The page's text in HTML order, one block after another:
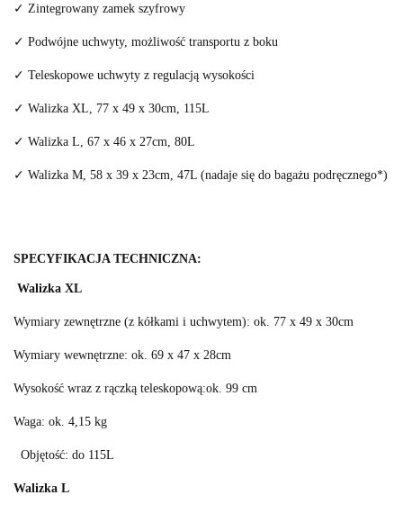
✓ Zintegrowany zamek szyfrowy
✓ Podwójne uchwyty, możliwość transportu z boku
✓ Teleskopowe uchwyty z regulacją wysokości
✓ Walizka XL, 77 x 49 x 30cm, 115L
✓ Walizka L, 67 x 46 x 27cm, 80L
✓ Walizka M, 58 x 39 x 23cm, 47L (nadaje się do bagażu podręcznego*)
SPECYFIKACJA TECHNICZNA:
Walizka XL
Wymiary zewnętrzne (z kółkami i uchwytem): ok. 77 x 49 x 30cm
Wymiary wewnętrzne: ok. 69 x 47 x 28cm
Wysokość wraz z rączką teleskopową:ok. 99 cm
Waga: ok. 4,15 kg
Objętość: do 115L
Walizka L